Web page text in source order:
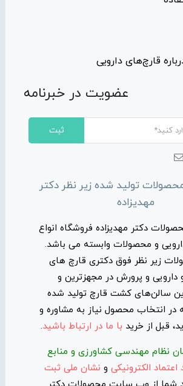
قارچ‌های دارویی
عضویت در خبرنامه
ثبت
تولید شده زیر نظر دکتر
مهدیزاده
دکتر مهدیزاده فروشگاه انواع
و محصولات وابسته می باشد.
زیر نظر فوق دکتری قارچ های
دارویی و پرورش در مجهزترین و
سالن‌های کشت قارچ تولید شده
انتخاب محصول نیاز به مشاوره و
قبل از خرید با ما در ارتباط باشید.
نظام مهندسی کشاورزی و منابع
اعتماد الکترونیکی و نشان ملی ثبت